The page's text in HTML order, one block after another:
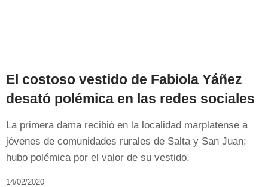
El costoso vestido de Fabiola Yáñez
desató polémica en las redes sociales
La primera dama recibió en la localidad marplatense a
jóvenes de comunidades rurales de Salta y San Juan;
hubo polémica por el valor de su vestido.
14/02/2020